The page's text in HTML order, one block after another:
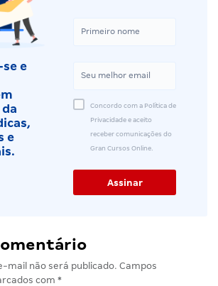
e
e
Concordo com a Política de
Privacidade e aceito
receber comunicações do
Gran Cursos Online.
mail não será publicado. Campos
com *